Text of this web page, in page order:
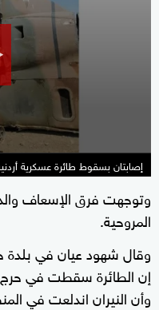
إصابتان بسقوط طائرة عسكرية
وتوجهت فرق الإسعاف
المروحية.
وقال شهود عيان في بلدة
إن الطائرة سقطت في حرج
وأن النيران اندلعت في